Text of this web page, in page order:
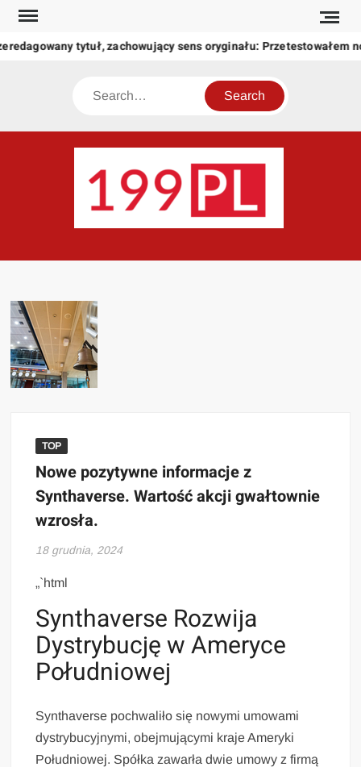
Skip
content
tytuł, zachowujący sens oryginału: Przetestowałem
Search
świat
TOP
Nowe pozytywne informacje z
Synthaverse. Wartość akcji gwałtownie
wzrosła.
18 grudnia, 2024
„`html
Synthaverse Rozwija
Dystrybucję w Ameryce
Południowej
Synthaverse pochwaliło się nowymi umowami
dystrybucyjnymi, obejmującymi kraje Ameryki
Południowej. Spółka zawarła dwie umowy z firmą